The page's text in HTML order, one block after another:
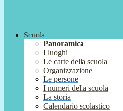
Scuola
Panoramica
I luoghi
Le carte della scuola
Organizzazione
Le persone
I numeri della scuola
La storia
Calendario scolastico